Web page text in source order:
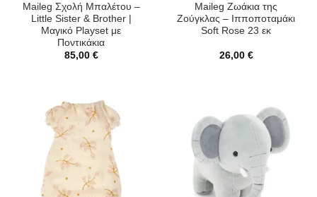
Maileg Σχολή Μπαλέτου –
Little Sister & Brother |
Μαγικό Playset με
Ποντικάκια
85,00 €
Maileg Ζωάκια της
Ζούγκλας – Ιπποποταμάκι
Soft Rose 23 εκ
26,00 €